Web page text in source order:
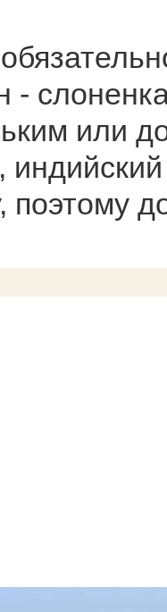
-
или
поэтому